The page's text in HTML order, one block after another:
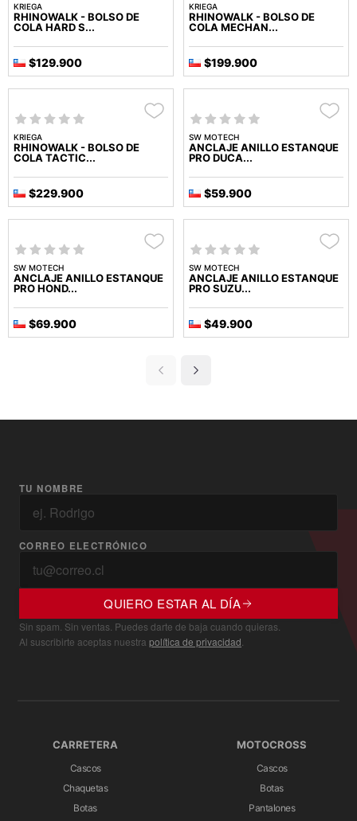
KRIEGA
RHINOWALK - BOLSO DE
COLA HARD S...
$129.900
KRIEGA
RHINOWALK - BOLSO DE
COLA MECHAN...
$199.900
KRIEGA
RHINOWALK - BOLSO DE
COLA TACTIC...
$229.900
SW MOTECH
ANCLAJE ANILLO ESTANQUE
PRO DUCA...
$59.900
SW MOTECH
ANCLAJE ANILLO ESTANQUE
PRO HOND...
$69.900
SW MOTECH
ANCLAJE ANILLO ESTANQUE
PRO SUZU...
$49.900
TU NOMBRE
CORREO ELECTRÓNICO
QUIERO ESTAR AL DÍA
Sin spam. Sin ventas. Puedes darte de baja cuando quieras.
Al suscribirte aceptas nuestra política de privacidad.
CARRETERA
Cascos
Chaquetas
Botas
MOTOCROSS
Cascos
Botas
Pantalones